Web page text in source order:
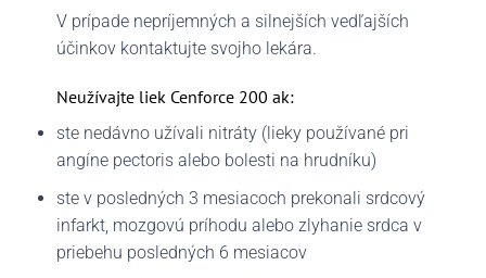
V prípade nepríjemných a silnejších vedľajších
účinkov kontaktujte svojho lekára.
Neužívajte liek Cenforce 200 ak:
ste nedávno užívali nitráty (lieky používané pri
angíne pectoris alebo bolesti na hrudníku)
ste v posledných 3 mesiacoch prekonali srdcový
infarkt, mozgovú príhodu alebo zlyhanie srdca v
priebehu posledných 6 mesiacov